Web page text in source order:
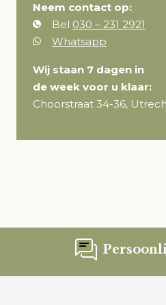
Neem contact op:
Bel 030 – 231 2921
Whatsapp
Wij staan 7 dagen in
de week voor u klaar:
Choorstraat 34-36,